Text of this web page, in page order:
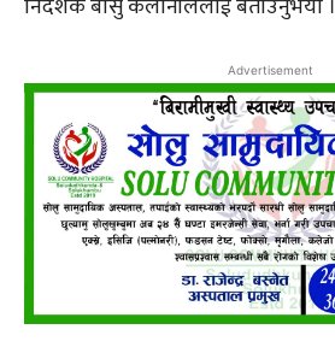
निर्देशक बासु कलौनीलेलाई बताउनुभयो ।
Advertisement